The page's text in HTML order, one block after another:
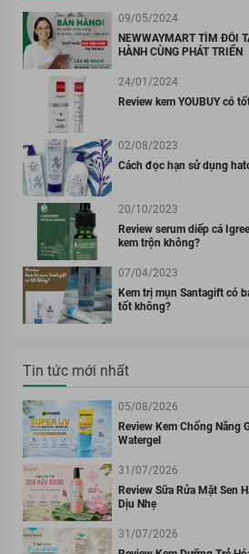
09/05/2024
NEWWAYMART TÌM ĐỐI
HÀNH CÙNG PHÁT TRIỂN
24/01/2024
Review kem YOUBUY có
02/08/2023
Cách đọc hạn sử dụng
20/10/2023
Review serum diếp cá
kem trộn không?
07/04/2023
Kem trị mụn Santagift có
tốt không?
Tin tức mới nhất
05/08/2026
Review Kem Chống Nắng
Watergel
31/07/2026
Review Sữa Rửa Mặt Sen
Dịu Nhẹ
31/07/2026